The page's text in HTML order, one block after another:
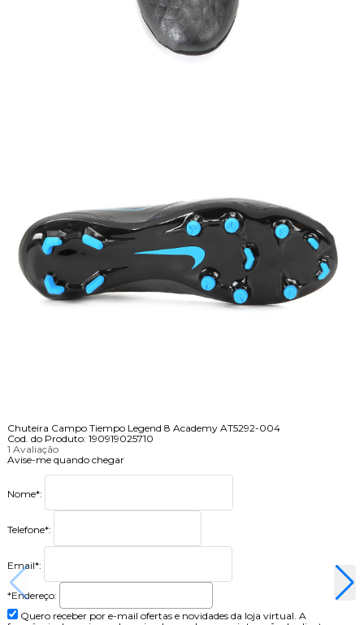
Chuteira Campo Tiempo Legend 8 Academy AT5292-004
Cod. do Produto: 190919025710
1 Avaliação
Avise-me quando chegar
Nome*:
Telefone*:
Email*:
*Endereço:
Quero receber por e-mail ofertas e novidades da loja virtual. A